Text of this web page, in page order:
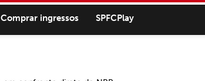
Comprar ingressos SPFCPlay